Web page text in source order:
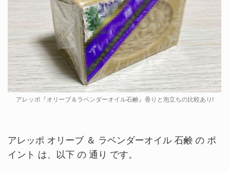
アレッポ『オリーブ＆ラベンダーオイル石鹸』香りと泡立ちの比較あり!
アレッポ オリーブ ＆ ラベンダーオイル 石鹸 の ポ
イント は、以下 の 通り です。